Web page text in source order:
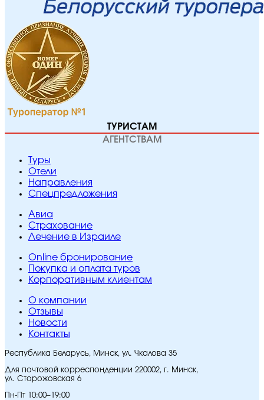
ТУРИСТАМ
АГЕНТСТВАМ
Туры
Отели
Направления
Спецпредложения
Авиа
Страхование
Лечение в Израиле
Online бронирование
Покупка и оплата туров
Корпоративным клиентам
O компании
Отзывы
Новости
Контакты
Республика Беларусь, Минск, ул. Чкалова 35
Для почтовой корреспонденции 220002, г. Минск,
ул. Сторожовская 6
Пн-Пт 10:00–19:00